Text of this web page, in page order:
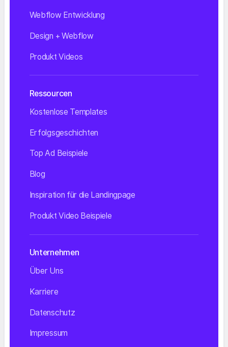
Webflow Entwicklung
Design + Webflow
Produkt Videos
Ressourcen
Kostenlose Templates
Erfolgsgeschichten
Top Ad Beispiele
Blog
Inspiration für die Landingpage
Produkt Video Beispiele
Unternehmen
Über Uns
Karriere
Datenschutz
Impressum